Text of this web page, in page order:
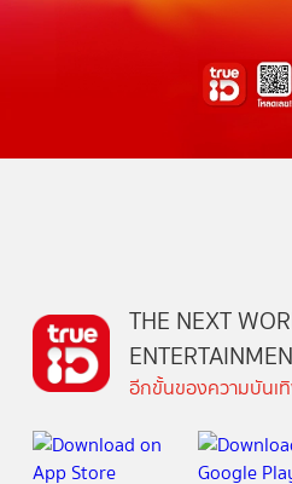
THE NEXT
อีกขั้นของความบันเ